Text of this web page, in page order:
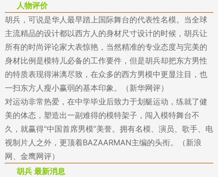
人物评价
胡兵，可说是华人最早踏上国际舞台的代表性名模。当全球
主流精品的设计都以西方人的身材尺寸设计的时候，胡兵让
所有的时尚评论家大表惊艳，当然精准的专业态度与完美的
身材比例是模特儿必备的工作要件，但是胡兵却把东方男性
的特质表现得淋漓尽致，在众多的西方男模中更显注目，也
一扫东方人瘦小赢弱的基本印象。（新华网评）
对运动非常热爱，在中学毕业后致力于划艇运动，练就了健
美的体态，塑造出一副难得的模特架子，闯入模特舞台不
久，就赢得“中国首席男模”美誉。拥有名模、演员、歌手、电
视制片人之外，更顶着BAZAARMAN主编的头衔。（新浪
网、金鹰网评）
胡兵 最新消息